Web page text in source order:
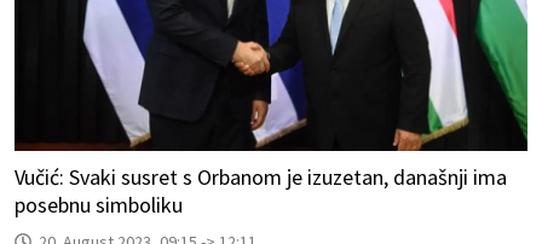
Vučić: Svaki susret s Orbanom je izuzetan, današnji ima
posebnu simboliku